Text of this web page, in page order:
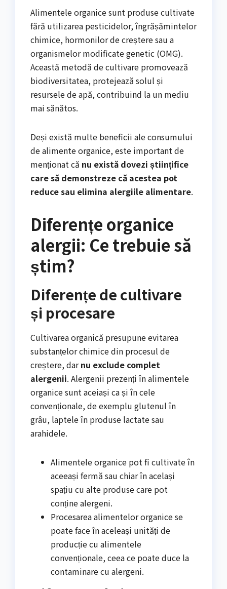
Alimentele organice sunt produse cultivate
fără utilizarea pesticidelor, îngrășămintelor
chimice, hormonilor de creștere sau a
organismelor modificate genetic (OMG).
Această metodă de cultivare promovează
biodiversitatea, protejează solul și
resursele de apă, contribuind la un mediu
mai sănătos.
Deși există multe beneficii ale consumului
de alimente organice, este important de
menționat că nu există dovezi științifice
care să demonstreze că acestea pot
reduce sau elimina alergiile alimentare.
Diferențe organice
alergii: Ce trebuie să
știm?
Diferențe de cultivare
și procesare
Cultivarea organică presupune evitarea
substanțelor chimice din procesul de
creștere, darnu exclude complet
alergenii. Alergenii prezenți în alimentele
organice sunt aceiași ca și în cele
convenționale, de exemplu glutenul în
grâu, laptele în produse lactate sau
arahidele.
Alimentele organice pot fi cultivate în
aceeași fermă sau chiar în același
spațiu cu alte produse care pot
conține alergeni.
Procesarea alimentelor organice se
poate face în aceleași unități de
producție cu alimentele
convenționale, ceea ce poate duce la
contaminare cu alergeni.